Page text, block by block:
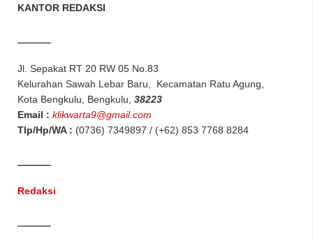
KANTOR REDAKSI
Jl. Sepakat RT 20 RW 05 No.83
Kelurahan Sawah Lebar Baru, Kecamatan Ratu Agung,
Kota Bengkulu, Bengkulu, 38223
Email : klikwarta9@gmail.com
Tlp/Hp/WA : (0736) 7349897 / (+62) 853 7768 8284
Redaksi